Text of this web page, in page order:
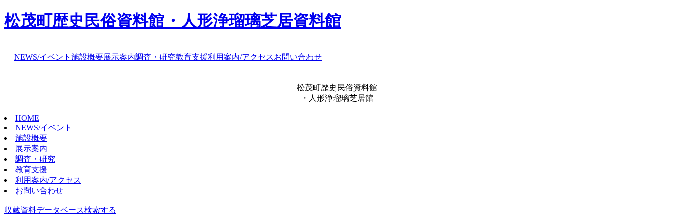
松茂町歴史民俗資料館・人形浄瑠璃芝居資料館
NEWS/イベント 施設概要展示案内調査・研究教育支援利用案内/アクセスお問い合わせ
松茂町歴史民俗資料館
・人形浄瑠璃芝居館
HOME
NEWS/イベント
施設概要
展示案内
調査・研究
教育支援
利用案内/アクセス
お問い合わせ
収蔵資料データベース検索する